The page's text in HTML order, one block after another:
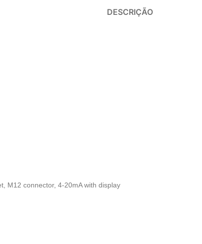
DESCRIÇÃO
M12 connector, 4-20mA with display